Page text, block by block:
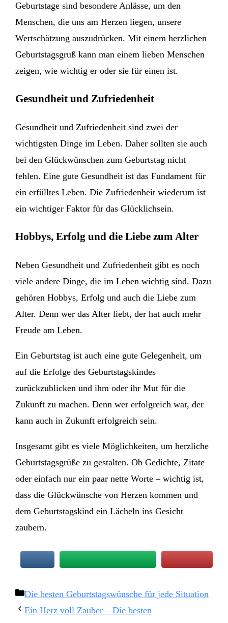
Geburtstage sind besondere Anlässe, um den
Menschen, die uns am Herzen liegen, unsere
Wertschätzung auszudrücken. Mit einem herzlichen
Geburtstagsgruß kann man einem lieben Menschen
zeigen, wie wichtig er oder sie für einen ist.
Gesundheit und Zufriedenheit
Gesundheit und Zufriedenheit sind zwei der
wichtigsten Dinge im Leben. Daher sollten sie auch
bei den Glückwünschen zum Geburtstag nicht
fehlen. Eine gute Gesundheit ist das Fundament für
ein erfülltes Leben. Die Zufriedenheit wiederum ist
ein wichtiger Faktor für das Glücklichsein.
Hobbys, Erfolg und die Liebe zum Alter
Neben Gesundheit und Zufriedenheit gibt es noch
viele andere Dinge, die im Leben wichtig sind. Dazu
gehören Hobbys, Erfolg und auch die Liebe zum
Alter. Denn wer das Alter liebt, der hat auch mehr
Freude am Leben.
Ein Geburtstag ist auch eine gute Gelegenheit, um
auf die Erfolge des Geburtstagskindes
zurückzublicken und ihm oder ihr Mut für die
Zukunft zu machen. Denn wer erfolgreich war, der
kann auch in Zukunft erfolgreich sein.
Insgesamt gibt es viele Möglichkeiten, um herzliche
Geburtstagsgrüße zu gestalten. Ob Gedichte, Zitate
oder einfach nur ein paar nette Worte – wichtig ist,
dass die Glückwünsche von Herzen kommen und
dem Geburtstagskind ein Lächeln ins Gesicht
zaubern.
Kategorien
Die besten Geburtstagswünsche für jede Situation
Ein Herz voll Zauber – Die besten